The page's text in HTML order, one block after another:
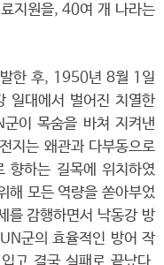
지원을, 40여 개 나라는
한 후, 1950년 8월 1일
일대에서 벌어진 치열한
이 목숨을 바쳐 지켜낸
지는 왜관과 다부동으로
향하는 길목에 위치하였
해 모든 역량을 쏟아부었
를 감행하면서 낙동강 방
군의 효율적인 방어 작